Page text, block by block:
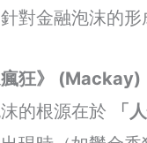
對金融泡沫的形
狂》 (Mackay)
的根源在於
「